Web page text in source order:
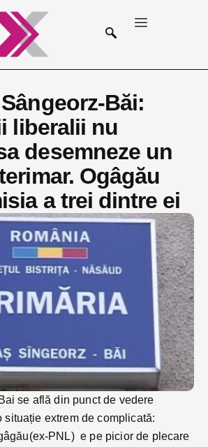
Băi:
liberalii nu
desemneze un
Ogâgău
a trei dintre ei
se află din punct de vedere
situație extrem de complicată:
PNL) e pe picior de plecare